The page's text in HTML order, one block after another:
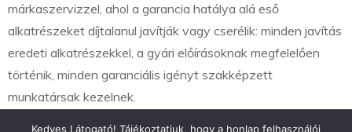
márkaszervizzel, ahol a garancia hatálya alá eső
alkatrészeket díjtalanul javítják vagy cserélik: minden javítás
eredeti alkatrészekkel, a gyári előírásoknak megfelelően
történik, minden garanciális igényt szakképzett
munkatársak kezelnek.
Kedves Látogató! Tájékoztatjuk, hogy a honlap felhasználói